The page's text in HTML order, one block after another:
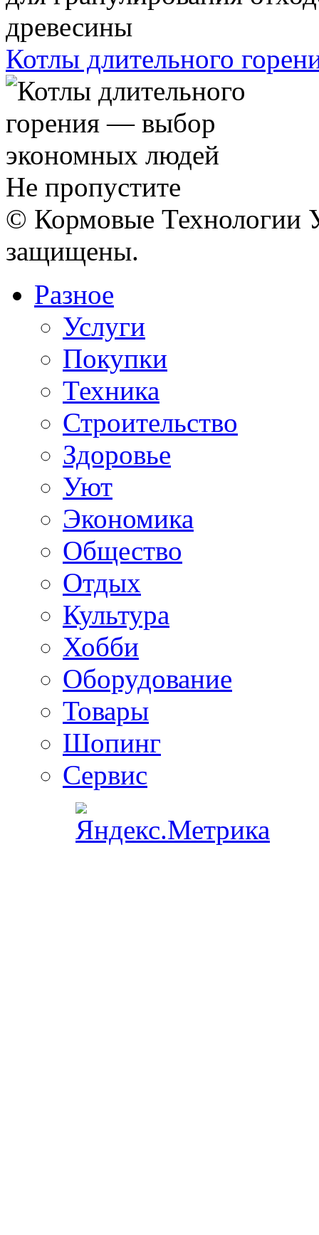
Котлы длительного
Не пропустите
© Кормовые Технологии
защищены.
Разное
Услуги
Покупки
Техника
Строительство
Здоровье
Уют
Экономика
Общество
Отдых
Культура
Хобби
Оборудование
Товары
Шопинг
Сервис